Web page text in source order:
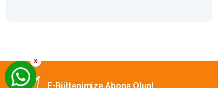
E-Bültenimize Abone Olun!
×